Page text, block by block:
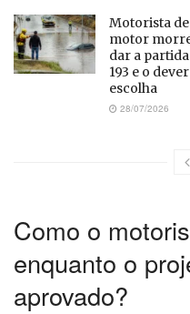
Motorista
motor
dar a
193 e o
escolha
28/07/2026
Como o
enquanto o
aprovado?